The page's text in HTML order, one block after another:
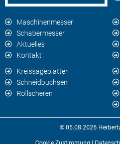
Maschinenmesser
Schabermesser
Aktuelles
Kontakt
Kreissägeblätter
Schneidbüchsen
Rollscheren
© 05.08.2026